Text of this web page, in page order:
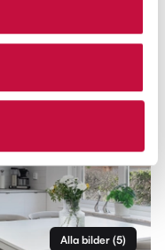
Alla bilder (5)